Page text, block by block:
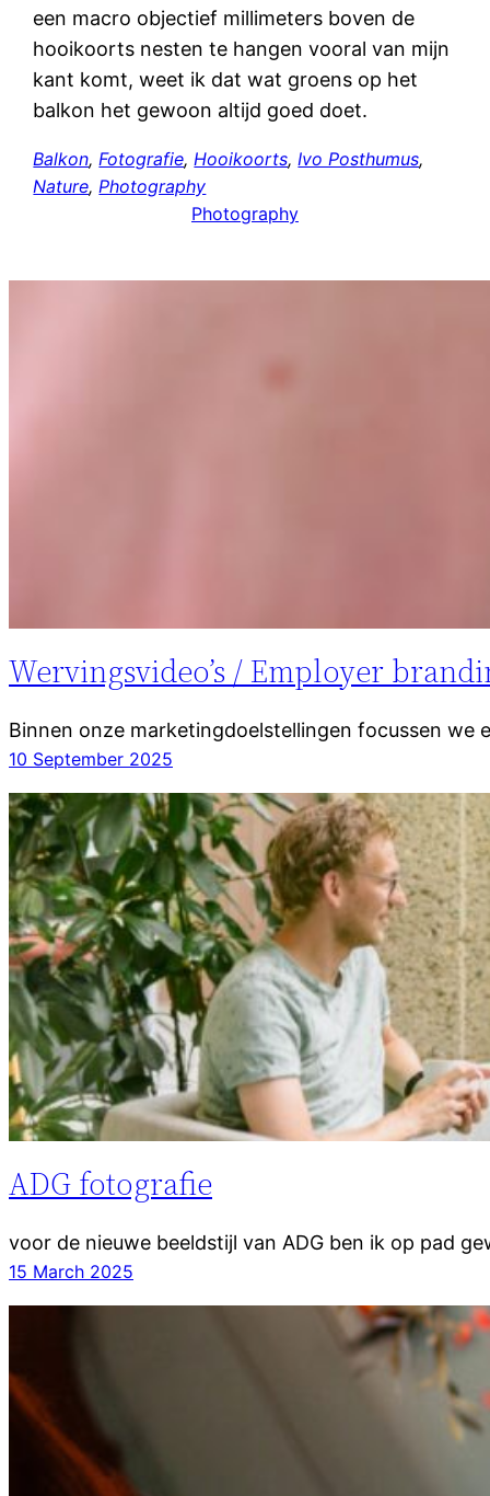
een macro objectief millimeters boven de
hooikoorts nesten te hangen vooral van mijn
kant komt, weet ik dat wat groens op het
balkon het gewoon altijd goed doet.
Balkon, Fotografie, Hooikoorts, Ivo Posthumus
Nature, Photography
Photography
Wervingsvideo’s / Employer
Binnen onze marketingdoelstellingen focussen we
10 September 2025
ADG fotografie
voor de nieuwe beeldstijl van ADG ben ik op pad
15 March 2025